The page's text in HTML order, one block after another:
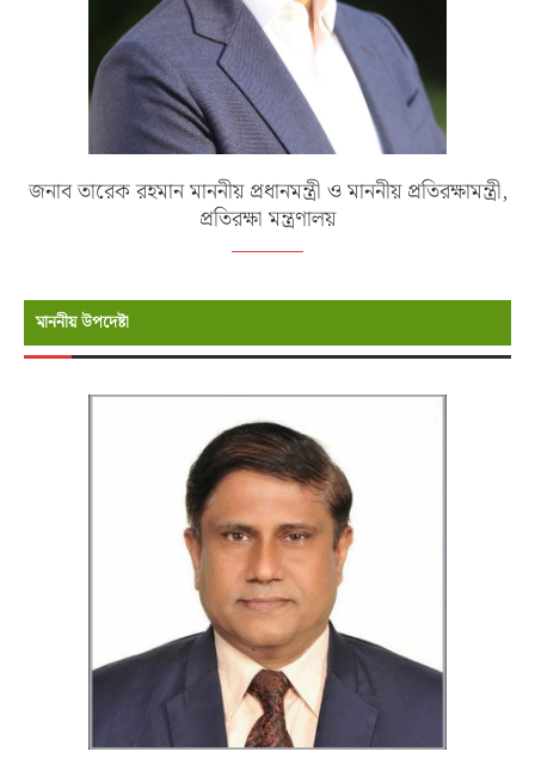
জনাব তারেক রহমান মাননীয় প্রধানমন্ত্রী ও মাননীয় প্রতিরক্ষামন্ত্রী,
প্রতিরক্ষা মন্ত্রণালয়
মাননীয় উপদেষ্টা